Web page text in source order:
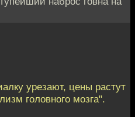
урезают, цены растут
головного мозга".